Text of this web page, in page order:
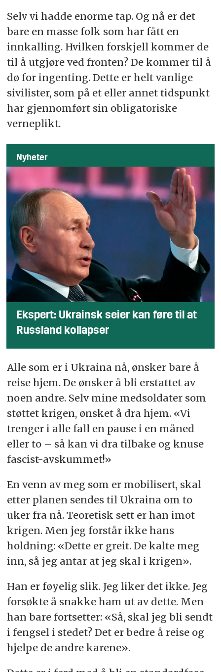
Selv vi hadde enorme tap. Og nå er det
bare en masse folk som har fått en
innkalling. Hvilken forskjell kommer de
til å utgjøre ved fronten? De kommer til å
dø for ingenting. Dette er helt vanlige
sivilister, som på et eller annet tidspunkt
har gjennomført sin obligatoriske
verneplikt.
Nyheter
Ekspert: Ukrainsk seier kan føre til at
Russland kollapser
Alle som er i Ukraina nå, ønsker bare å
reise hjem. De ønsker å bli erstattet av
noen andre. Selv mine medsoldater som
støttet krigen, ønsket å dra hjem. «Vi
trenger i alle fall en pause i en måned
eller to – så kan vi dra tilbake og knuse
fascist-avskummet!»
En venn av meg som er mobilisert, skal
etter planen sendes til Ukraina om to
uker fra nå. Teoretisk sett er han imot
krigen. Men jeg forstår ikke hans
holdning: «Dette er greit. De kalte meg
inn, så jeg antar at jeg skal i krigen».
Han er føyelig slik. Jeg liker det ikke. Jeg
forsøkte å snakke ham ut av dette. Men
han bare fortsetter: «Så, skal jeg bli sendt
i fengsel i stedet? Det er bedre å reise og
hjelpe de andre karene».